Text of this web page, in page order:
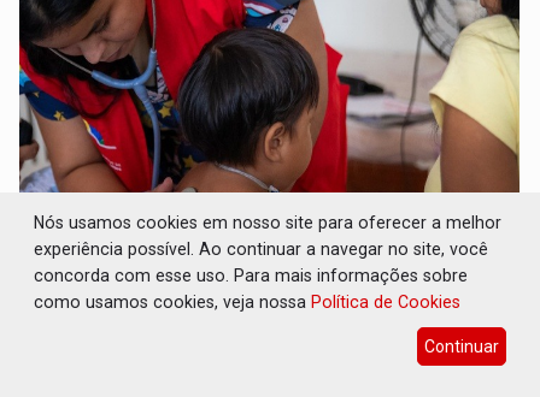
SAÚDE INDÍGENA: Pirahã terão consultas e
exames especializados durante expedição do
SUS
Ação levará mais de mil atendimentos especializados a
Nós usamos cookies em nosso site para oferecer a melhor
experiência possível. Ao continuar a navegar no site, você
concorda com esse uso. Para mais informações sobre
como usamos cookies, veja nossa Política de Cookies
Continuar